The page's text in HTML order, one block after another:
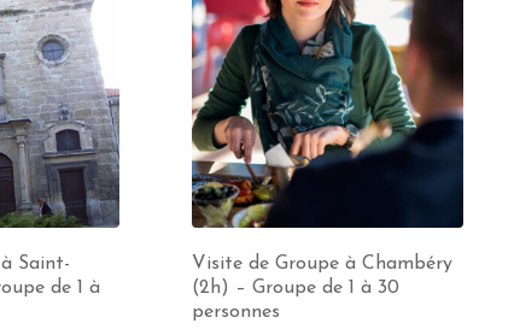
Saint-
de 1 à
Visite de Groupe à Chambéry
(2h) – Groupe de 1 à 30
personnes